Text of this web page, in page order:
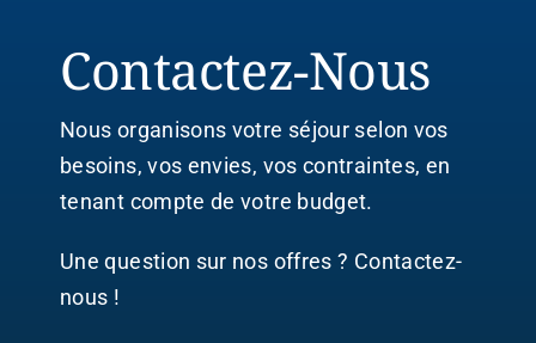
Les Prestataires
Nos Offres
Thématiques
Cas Clients
Contactez-Nous
Nous organisons votre séjour selon vos
besoins, vos envies, vos contraintes, en
tenant compte de votre budget.
Une question sur nos offres ? Contactez-
nous !